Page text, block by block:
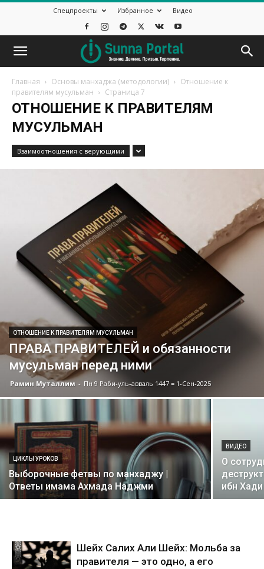
Спецпроекты Избранное Видео
Главная Основы манхаджа (методологии)
Отношение к
правителям мусульман
Страница 7
ОТНОШЕНИЕ К ПРАВИТЕЛЯМ
МУСУЛЬМАН
Взаимоотношения с верующими
ОТНОШЕНИЕ К ПРАВИТЕЛЯМ МУСУЛЬМАН
ПРАВА ПРАВИТЕЛЕЙ и обязанности
мусульман перед ними
Рамин Муталлим - Пн 9 Раби-уль-авваль 1447 = 1-Сен-2025
ЦИКЛЫ УРОКОВ
Выборочные фетвы по манхаджу |
Ответы имама Ахмада Наджми
ВИДЕО
О
ибн Хади
Шейх Салих Али Шейх: Мольба за
правителя — это одно, а его